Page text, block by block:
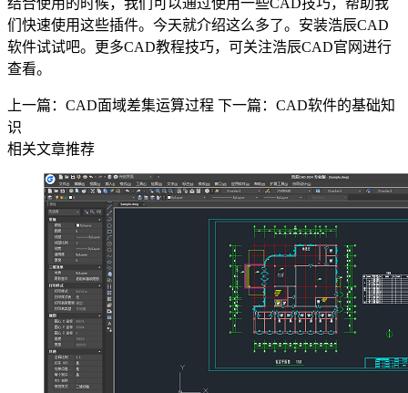
结合使用的时候，我们可以通过使用一些CAD技巧，帮助我
们快速使用这些插件。今天就介绍这么多了。安装浩辰CAD
软件试试吧。更多CAD教程技巧，可关注浩辰CAD官网进行
查看。
上一篇：CAD面域差集运算过程 下一篇：CAD软件的基础知
识
相关文章推荐